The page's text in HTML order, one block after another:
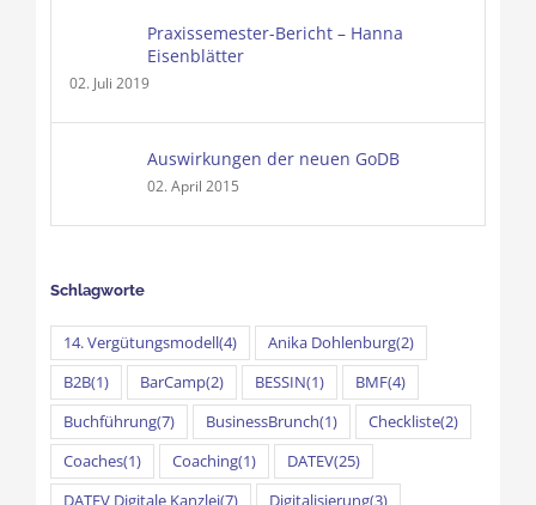
Praxissemester-Bericht – Hanna
Eisenblätter
02. Juli 2019
Auswirkungen der neuen GoDB
02. April 2015
Schlagworte
14. Vergütungsmodell(4) Anika Dohlenburg(2)
B2B(1) BarCamp(2) BESSIN(1) BMF(4)
Buchführung(7) BusinessBrunch(1) Checkliste(2)
Coaches(1) Coaching(1) DATEV(25)
DATEV Digitale Kanzlei(7) Digitalisierung(3)